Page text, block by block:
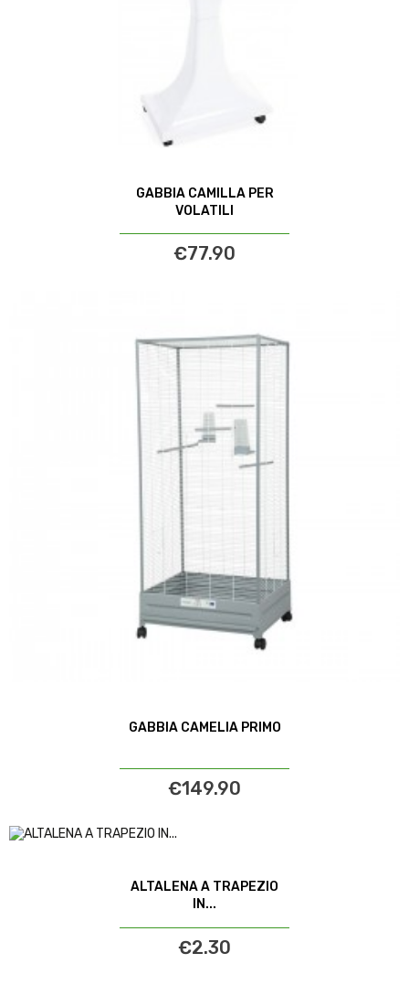
GABBIA CAMILLA PER
VOLATILI
€77.90
GABBIA CAMELIA PRIMO
€149.90
ALTALENA A TRAPEZIO
IN...
€2.30